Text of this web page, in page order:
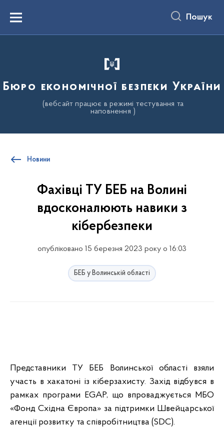
вмістуMenu Пошук
Бюро економічної безпеки України
(вебсайт працює в режимі тестування та
наповнення )
Новини
Фахівці ТУ БЕБ на Волині
вдосконалюють навики з
кібербезпеки
опубліковано 15 березня 2023 року о 16:03
БЕБ у Волинській області
Представники ТУ БЕБ Волинської області взяли
участь в хакатоні із кіберзахисту. Захід відбувся в
рамках програми EGAP, що впроваджується МБО
«Фонд Східна Європа» за підтримки Швейцарської
агенції розвитку та співробітництва (SDC).